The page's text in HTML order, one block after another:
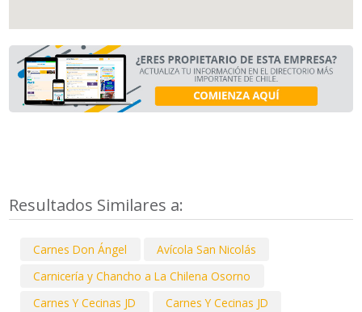
Resultados Similares a:
Carnes Don Ángel
Avícola San Nicolás
Carnicería y Chancho a La Chilena Osorno
Carnes Y Cecinas JD
Carnes Y Cecinas JD